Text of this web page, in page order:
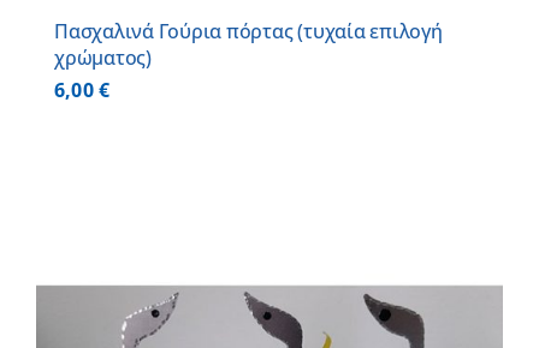
Πασχαλινά Γούρια πόρτας (τυχαία επιλογή
χρώματος)
6,00€